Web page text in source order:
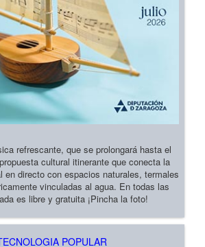
refrescante, que se prolongará hasta el
cultural itinerante que conecta la
en directo con espacios naturales, termales
vinculadas al agua. En todas las
es libre y gratuita ¡Pincha la foto!
POPULAR